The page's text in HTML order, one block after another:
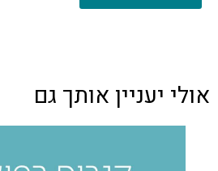
אולי יעניין אותך גם